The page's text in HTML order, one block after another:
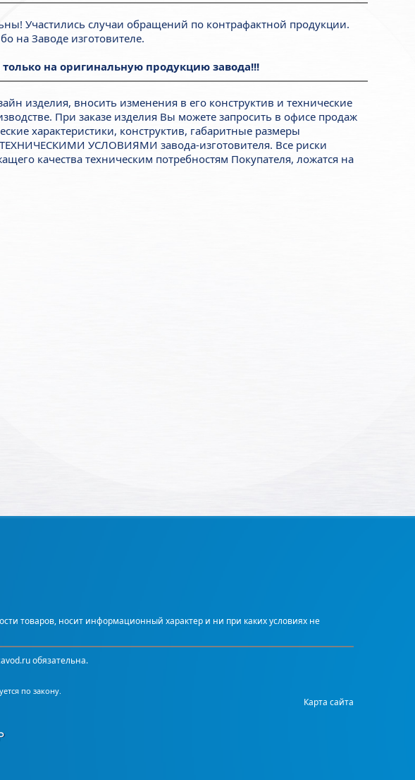
Участились случаи обращений по контрафактной продукции.
на Заводе изготовителе.
на оригинальную продукцию завода!!!
изделия, вносить изменения в его конструктив и технические
При заказе изделия Вы можете запросить в офисе продаж
характеристики, конструктив, габаритные размеры
ТЕХНИЧЕСКИМИ УСЛОВИЯМИ завода-изготовителя. Все риски
качества техническим потребностям Покупателя, ложатся на
товаров, носит информационный характер и ни при каких условиях не
обязательна.
по закону.
Карта сайта